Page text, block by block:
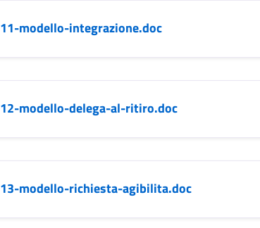
11-modello-integrazione.doc
12-modello-delega-al-ritiro.doc
13-modello-richiesta-agibilita.doc